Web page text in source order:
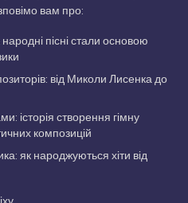
вам про:
пісні стали основою
від Миколи Лисенка до
історія створення гімну
композицій
як народжуються хіти від